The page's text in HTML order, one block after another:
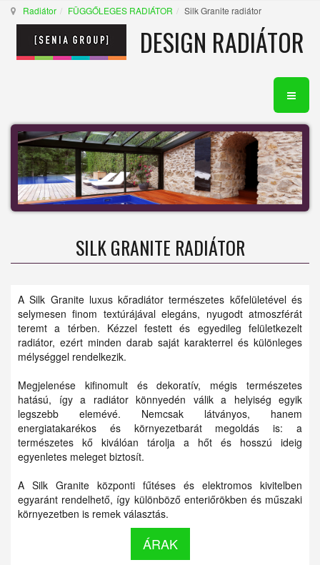
Radiátor FÜGGŐLEGES RADIÁTOR Silk Granite radiátor
DESIGN RADIÁTOR
SILK GRANITE RADIÁTOR
A Silk Granite luxus kőradiátor természetes kőfelületével és
selymesen finom textúrájával elegáns, nyugodt atmoszférát
teremt a térben. Kézzel festett és egyedileg felületkezelt
radiátor, ezért minden darab saját karakterrel és különleges
mélységgel rendelkezik.
Megjelenése kifinomult és dekoratív, mégis természetes
hatású, így a radiátor könnyedén válik a helyiség egyik
legszebb elemévé. Nemcsak látványos, hanem
energiatakarékos és környezetbarát megoldás is: a
természetes kő kiválóan tárolja a hőt és hosszú ideig
egyenletes meleget biztosít.
A Silk Granite központi fűtéses és elektromos kivitelben
egyaránt rendelhető, így különböző enteriőrökben és műszaki
környezetben is remek választás.
ÁRAK